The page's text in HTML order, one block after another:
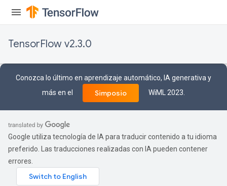
TensorFlow v2.3.0
Conozca lo último en aprendizaje automático, IA generativa y
más en el
Simposio WiML 2023.
Google utiliza tecnología de IA para traducir contenido a tu idioma
preferido. Las traducciones realizadas con IA pueden contener
errores.